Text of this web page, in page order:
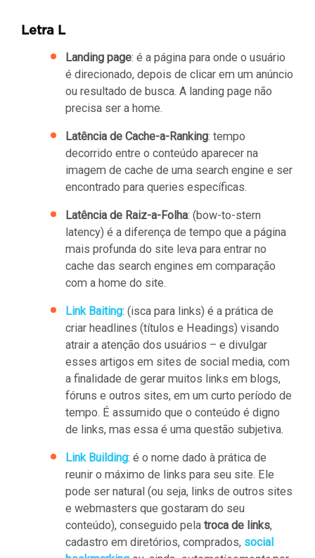
Letra L
Landing page: é a página para onde o usuário
é direcionado, depois de clicar em um anúncio
ou resultado de busca. A landing page não
precisa ser a home.
Latência de Cache-a-Ranking: tempo
decorrido entre o conteúdo aparecer na
imagem de cache de uma search engine e ser
encontrado para queries específicas.
Latência de Raiz-a-Folha: (bow-to-stern
latency) é a diferença de tempo que a página
mais profunda do site leva para entrar no
cache das search engines em comparação
com a home do site.
Link Baiting: (isca para links) é a prática de
criar headlines (títulos e Headings) visando
atrair a atenção dos usuários – e divulgar
esses artigos em sites de social media, com
a finalidade de gerar muitos links em blogs,
fóruns e outros sites, em um curto período de
tempo. É assumido que o conteúdo é digno
de links, mas essa é uma questão subjetiva.
Link Building: é o nome dado à prática de
reunir o máximo de links para seu site. Ele
pode ser natural (ou seja, links de outros sites
e webmasters que gostaram do seu
conteúdo), conseguido pela troca de links,
cadastro em diretórios, comprados, social